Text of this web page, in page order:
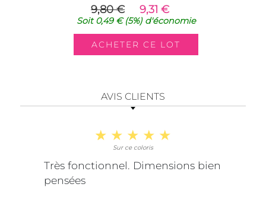
9,80 € 9,31 €
Soit0,49 €(5%)d'économie
AVIS CLIENTS
Sur ce coloris
Très fonctionnel. Dimensions bien
pensées